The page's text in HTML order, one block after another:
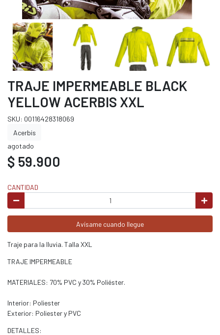
TRAJE IMPERMEABLE BLACK
YELLOW ACERBIS XXL
SKU: 00116428318069
Acerbis
agotado
$ 59.900
CANTIDAD
Avísame cuando llegue
Traje para la lluvia. Talla XXL
TRAJE IMPERMEABLE
MATERIALES: 70% PVC y 30% Poliéster.
Interior: Poliester
Exterior: Poliester y PVC
DETALLES: